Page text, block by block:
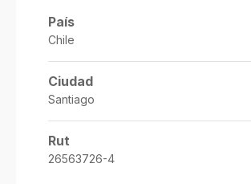
País
Chile
Ciudad
Santiago
Rut
26563726-4